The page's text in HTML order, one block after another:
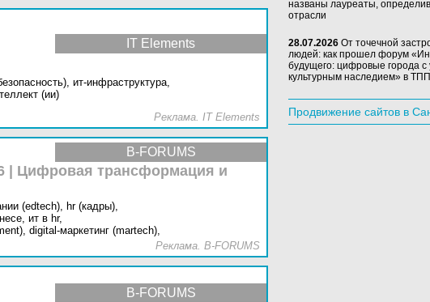
IT Elements
ит-инфраструктура,
(ии)
Реклама. IT Elements
B-FORUMS
| Цифровая трансформация и
(edtech), hr (кадры),
ит в hr,
digital-маркетинг (martech),
Реклама. B-FORUMS
B-FORUMS
названы лауреаты,
отрасли
28.07.2026 От точечной
людей: как прошел форум
будущего: цифровые города с
культурным наследием» в
Продвижение сайтов в